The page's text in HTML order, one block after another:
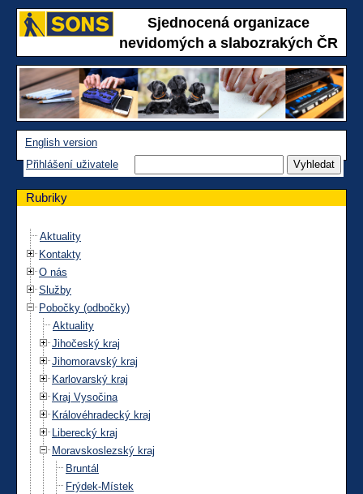
Sjednocená organizace
nevidomých a slabozrakých ČR
English version
Přihlášení uživatele
Rubriky
Aktuality
Kontakty
O nás
Služby
Pobočky (odbočky)
Aktuality
Jihočeský kraj
Jihomoravský kraj
Karlovarský kraj
Kraj Vysočina
Královéhradecký kraj
Liberecký kraj
Moravskoslezský kraj
Bruntál
Frýdek-Místek